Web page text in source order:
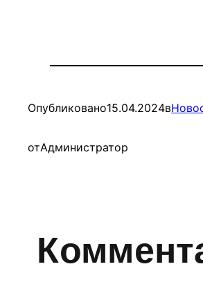
Опубликовано15.04.2024в
отАдминистратор